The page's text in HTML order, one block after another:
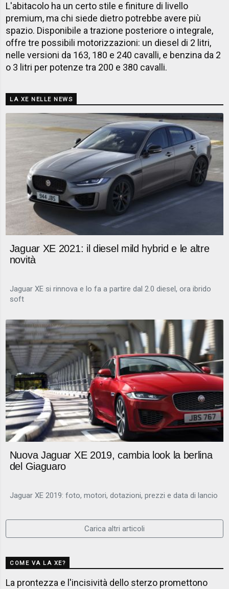
L'abitacolo ha un certo stile e finiture di livello
premium, ma chi siede dietro potrebbe avere più
spazio. Disponibile a trazione posteriore o integrale,
offre tre possibili motorizzazioni: un diesel di 2 litri,
nelle versioni da 163, 180 e 240 cavalli, e benzina da 2
o 3 litri per potenze tra 200 e 380 cavalli.
LA XE NELLE NEWS
Jaguar XE 2021: il diesel mild hybrid e le altre
novità
Jaguar XE si rinnova e lo fa a partire dal 2.0 diesel, ora ibrido
soft
Nuova Jaguar XE 2019, cambia look la berlina
del Giaguaro
Jaguar XE 2019: foto, motori, dotazioni, prezzi e data di lancio
Carica altri articoli
COME VA LA XE?
La prontezza e l'incisività dello sterzo promettono